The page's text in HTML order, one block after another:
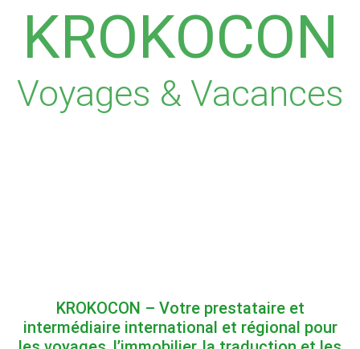
KROKOCON
Voyages & Vacances
KROKOCON – Votre prestataire et
intermédiaire international et régional pour